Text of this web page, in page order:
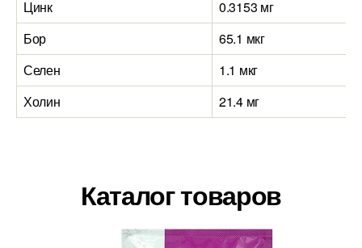
Цинк
0.3153 мг
Бор
65.1 мкг
Селен
1.1 мкг
Холин
21.4 мг
Каталог товаров